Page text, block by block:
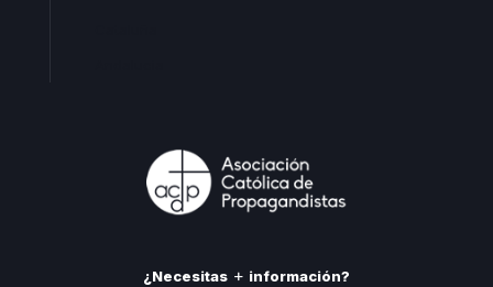
¿Necesitas información?